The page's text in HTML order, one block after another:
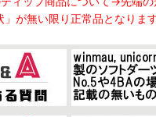
が無い限り正常品となります